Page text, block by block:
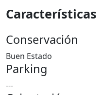
Características
Conservación
Buen Estado
Parking
---